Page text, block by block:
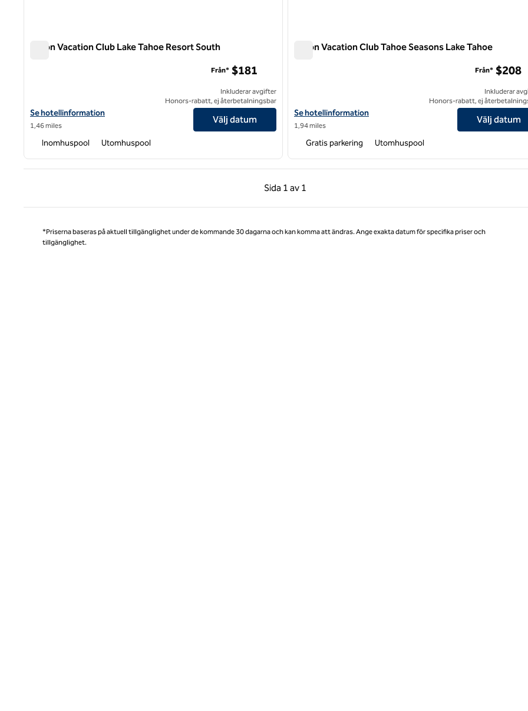
Hilton Vacation Club Lake Tahoe Resort South
Visa hotelluppgifter för Hilton Vacation Club Lake Tahoe Resort South
Se hotellinformation
1,46 miles
Från* $181
Inkluderar avgifter
Honors-rabatt, ej återbetalningsbar
Välj datum
Inomhuspool Utomhuspool
Hilton Vacation Club Tahoe Seasons Lake Tahoe
Visa hotelluppgifter för Hilton Vacation Club Tahoe Seasons Lake
Se hotellinformation
1,94 miles
Från* $208
Inkluderar
Honors-rabatt, ej
Välj datum
Gratis parkering Utomhuspool
Sida 1 av 1
Föregående sida, 1 av 1
Sida 1 av 1
*Priserna baseras på aktuell tillgänglighet under de kommande 30 dagarna och kan komma att ändras. Ange exakta datum för specifika priser och
tillgänglighet.